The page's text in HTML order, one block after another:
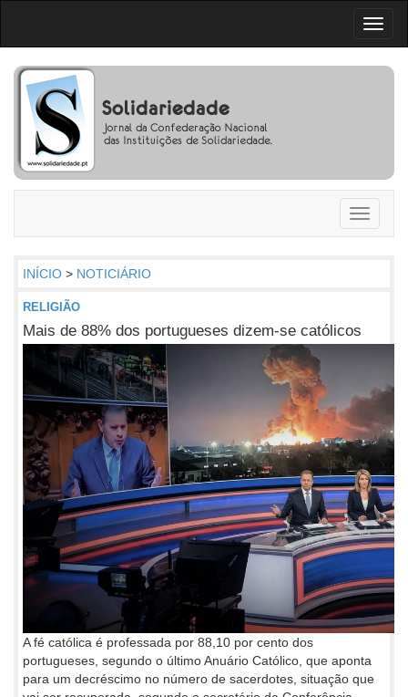
Toggle
INÍCIO > NOTICIÁRIO
RELIGIÃO
Mais de 88% dos portugueses dizem-se católicos
A fé católica é professada por 88,10 por cento dos
portugueses, segundo o último Anuário Católico, que aponta
para um decréscimo no número de sacerdotes, situação que